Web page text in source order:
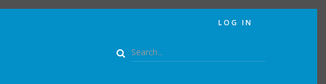
LOG IN
Search